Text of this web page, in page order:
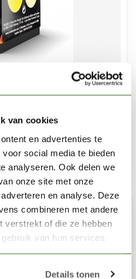
van cookies
en advertenties te
social media te bieden
analyseren. Ook delen we
onze site met onze
en analyse. Deze
combineren met andere
verstrekt of die ze hebben
van hun services.
Details tonen
- 4 kleuren - 17ml -